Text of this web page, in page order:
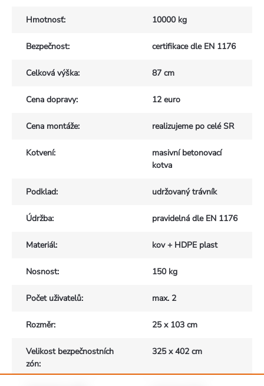
Hmotnosť: 10000 kg
Bezpečnost: certifikace dle EN 1176
Celková výška: 87 cm
Cena dopravy: 12 euro
Cena montáže: realizujeme po celé SR
Kotvení:
masivní betonovací
kotva
Podklad: udržovaný trávník
Údržba: pravidelná dle EN 1176
Materiál: kov + HDPE plast
Nosnost: 150 kg
Počet uživatelů: max. 2
Rozměr: 25 x 103 cm
Velikost bezpečnostních
zón:
325 x 402 cm